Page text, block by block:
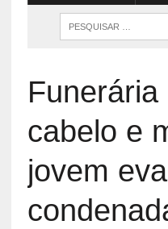
cabelo e
jovem